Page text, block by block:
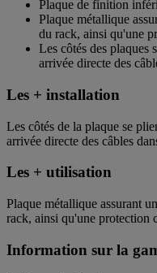
Plaque de finition
Plaque métallique
du rack, ainsi qu'une
Les côtés des plaques
arrivée directe des
Les + installation
Les côtés de la plaque se
arrivée directe des câbles
Les + utilisation
Plaque métallique assurant
rack, ainsi qu'une protection
Information sur la